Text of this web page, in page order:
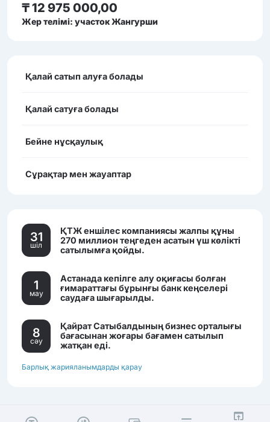
₸ 12 975 000,00
Жер телімі: участок Жангурши
Қалай сатып алуға болады
Қалай сатуға болады
Бейне нұсқаулық
Сұрақтар мен жауаптар
31
шiл
ҚТЖ еншілес компаниясы жалпы құны
270 миллион теңгеден асатын үш көлікті
сатылымға қойды.
1
мау
Астанада кепілге алу оқиғасы болған
ғимараттағы бұрынғы банк кеңселері
саудаға шығарылды.
8
сәу
Қайрат Сатыбалдының бизнес орталығы
бағасынан жоғары бағамен сатылып
жатқан еді.
Барлық жарияланымдарды қарау